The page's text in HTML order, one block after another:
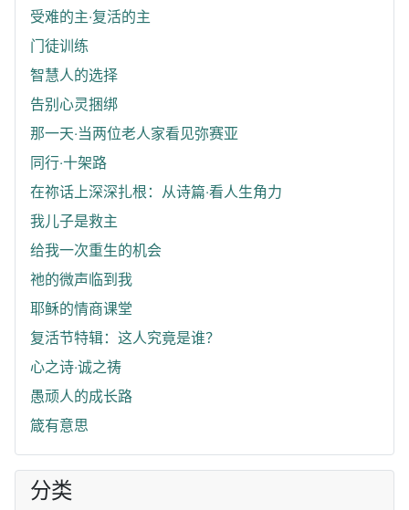
受难的主‧复活的主
门徒训练
智慧人的选择
告别心灵捆绑
那一天‧当两位老人家看见弥赛亚
同行‧十架路
在祢话上深深扎根：从诗篇‧看人生角力
我儿子是救主
给我一次重生的机会
祂的微声临到我
耶稣的情商课堂
复活节特辑：这人究竟是谁？
心之诗‧诚之祷
愚顽人的成长路
箴有意思
分类